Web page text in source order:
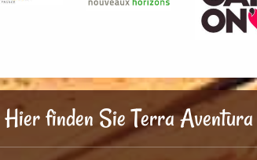
Hier finden Sie Terra Aventura